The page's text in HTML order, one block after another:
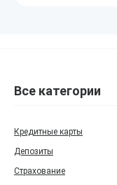
Все категории
Кредитные карты
Депозиты
Страхование